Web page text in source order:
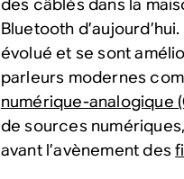
des câblés dans la
Bluetooth
évolué et se sont
parleurs modernes
numérique-analogique
de sources
avant l’avènement des